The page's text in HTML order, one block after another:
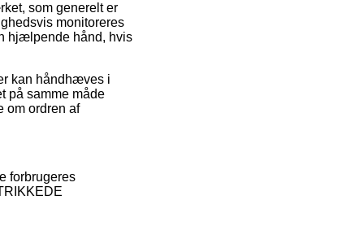
som generelt er
monitoreres
hjælpende hånd, hvis
kan håndhæves i
på samme måde
om ordren af
forbrugeres